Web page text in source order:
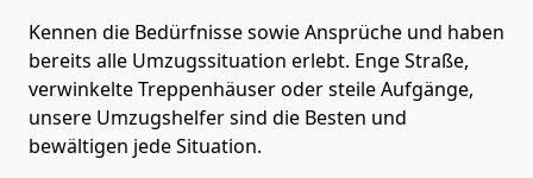
Kennen die Bedürfnisse sowie Ansprüche und haben
bereits alle Umzugssituation erlebt. Enge Straße,
verwinkelte Treppenhäuser oder steile Aufgänge,
unsere Umzugshelfer sind die Besten und
bewältigen jede Situation.